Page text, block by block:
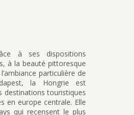
à ses dispositions
à la beauté pittoresque
particulière de
la Hongrie est
destinations touristiques
en europe centrale. Elle
qui recensent le plus